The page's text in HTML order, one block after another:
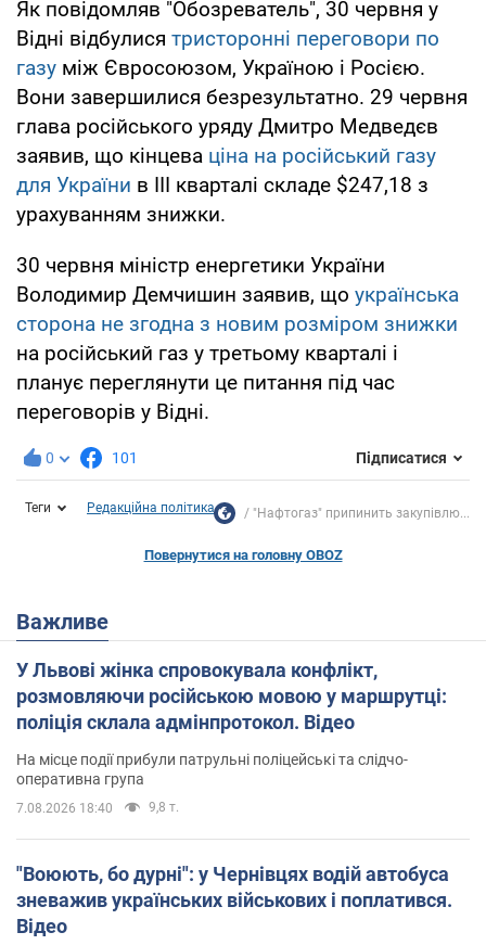
Як повідомляв "Обозреватель", 30 червня у
Відні відбулися тристоронні переговори по
газу між Євросоюзом, Україною і Росією.
Вони завершилися безрезультатно. 29 червня
глава російського уряду Дмитро Медведєв
заявив, що кінцева ціна на російський газу
для України в III кварталі складе $247,18 з
урахуванням знижки.
30 червня міністр енергетики України
Володимир Демчишин заявив, що українська
сторона не згодна з новим розміром знижки
на російський газ у третьому кварталі і
планує переглянути це питання під час
переговорів у Відні.
0 101 Підписатися
Теги Редакційна політика "Нафтогаз" припинить закупівлю...
Повернутися на головну OBOZ
Важливе
У Львові жінка спровокувала конфлікт,
розмовляючи російською мовою у маршрутці:
поліція склала адмінпротокол. Відео
На місце події прибули патрульні поліцейські та слідчо-
оперативна група
7.08.2026 18:40 9,8 т.
"Воюють, бо дурні": у Чернівцях водій автобуса
зневажив українських військових і поплатився.
Відео